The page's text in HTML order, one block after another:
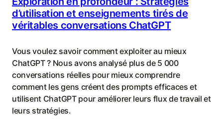
d’utilisation et enseignements tirés de
véritables conversations ChatGPT
Vous voulez savoir comment exploiter au mieux
ChatGPT ? Nous avons analysé plus de 5 000
conversations réelles pour mieux comprendre
comment les gens créent des prompts efficaces et
utilisent ChatGPT pour améliorer leurs flux de travail et
leurs stratégies.